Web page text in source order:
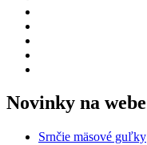
Novinky na webe
Srnčie mäsové guľky